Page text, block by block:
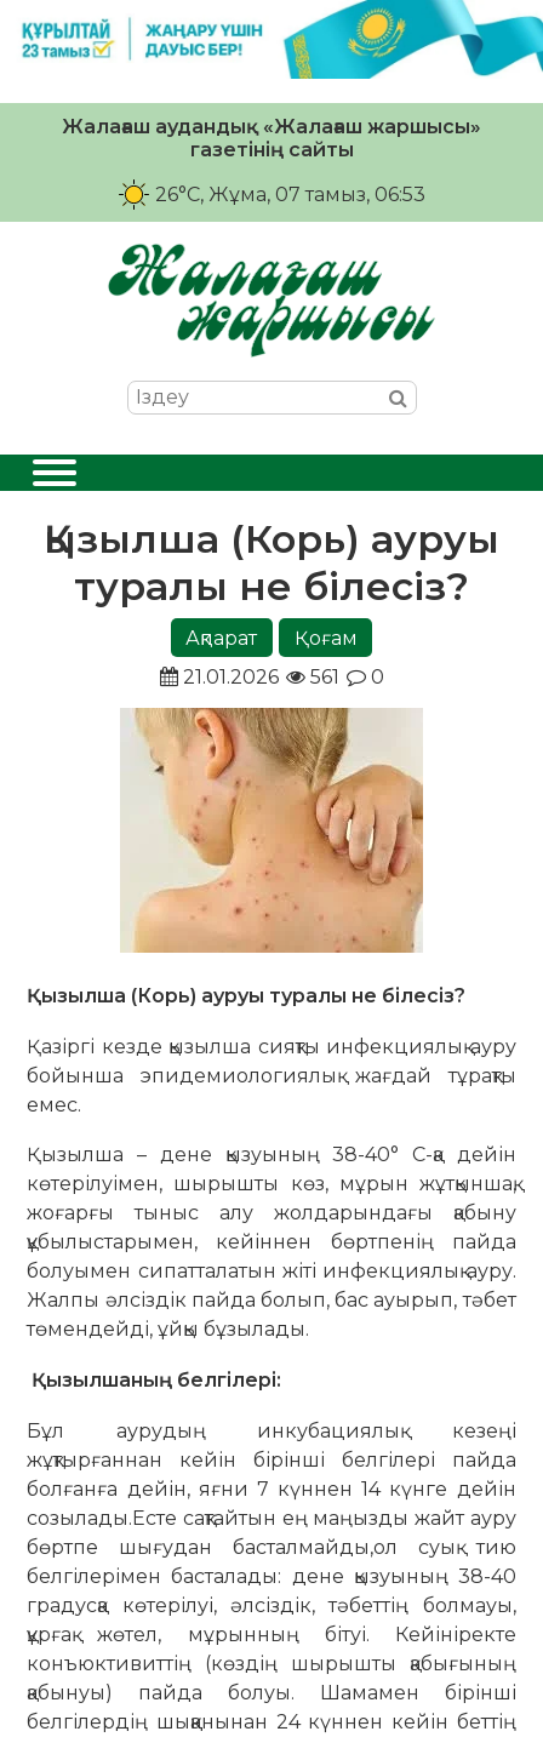
Жалағаш аудандық «Жалағаш жаршысы»
газетінің сайты
26°C, Жұма, 07 тамыз, 06:53
Қызылша (Корь) ауруы
туралы не білесіз?
Ақпарат
Қоғам
21.01.2026
561 0
Қызылша (Корь) ауруы туралы не білесіз?
Қазіргі кезде қызылша сияқты инфекциялық ауру
бойынша эпидемиологиялық жағдай тұрақты
емес.
Қызылша – дене қызуының 38-40° С-қа дейін
көтерілуімен, шырышты көз, мұрын жұтқыншақ,
жоғарғы тыныс алу жолдарындағы қабыну
құбылыстарымен, кейіннен бөртпенің пайда
болуымен сипатталатын жіті инфекциялық ауру.
Жалпы әлсіздік пайда болып, бас ауырып, тәбет
төмендейді, ұйқы бұзылады.
Қызылшаның белгілері:
Бұл аурудың инкубациялық кезеңі
жұқтырғаннан кейін бірінші белгілері пайда
болғанға дейін, яғни 7 күннен 14 күнге дейін
созылады.Есте сақтайтын ең маңызды жайт ауру
бөртпе шығудан басталмайды,ол суық тию
белгілерімен басталады: дене қызуының 38-40
градусқа көтерілуі, әлсіздік, тәбеттің болмауы,
құрғақ жөтел, мұрынның бітуі. Кейініректе
конъюктивиттің (көздің шырышты қабығының
қабынуы) пайда болуы. Шамамен бірінші
белгілердің шыққанынан 24 күннен кейін беттің